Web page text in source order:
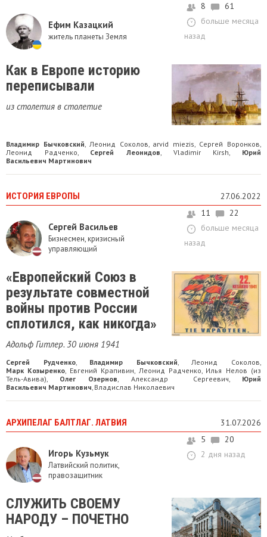
Ефим Казацкий
житель планеты Земля
8
61
больше месяца
назад
Как в Европе историю
переписывали
из столетия в столетие
Владимир Бычковский, Леонид Соколов, arvid miezis, Сергей Воронков,
Леонид Радченко, Сергей Леонидов, Vladimir Kirsh, Юрий
Васильевич Мартинович
ИСТОРИЯ ЕВРОПЫ 27.06.2022
Сергей Васильев
Бизнесмен, кризисный
управляющий
11
22
больше месяца
назад
«Европейский Союз в
результате совместной
войны против России
сплотился, как никогда»
Адольф Гитлер. 30 июня 1941
Сергей Рудченко, Владимир Бычковский,Леонид Соколов,
Марк Козыренко, Евгений Крапивин, Леонид Радченко, Илья Нелов (из
Тель-Авива), Олег Озернов, Александр Сергеевич, Юрий
Васильевич Мартинович, Владислав Николаевич
АРХИПЕЛАГ БАЛТЛАГ. ЛАТВИЯ 31.07.2026
Игорь Кузьмук
Латвийский политик,
правозащитник
5
20
2 дня назад
СЛУЖИТЬ СВОЕМУ
НАРОДУ – ПОЧЕТНО